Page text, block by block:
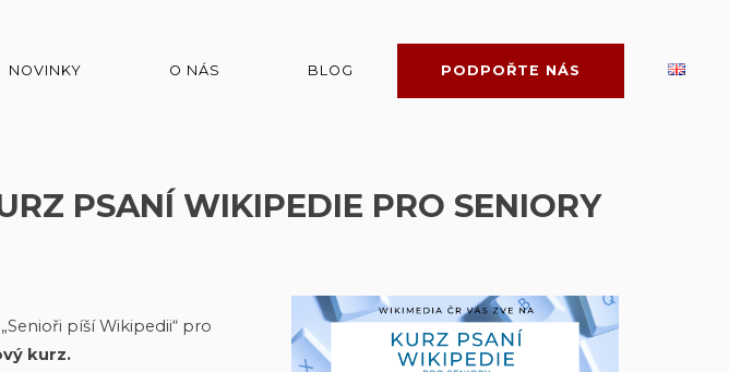
NOVINKY O NÁS BLOG PODPOŘTE NÁS
PSANÍ WIKIPEDIE PRO SENIORY
píší Wikipedii“ pro
kurz.